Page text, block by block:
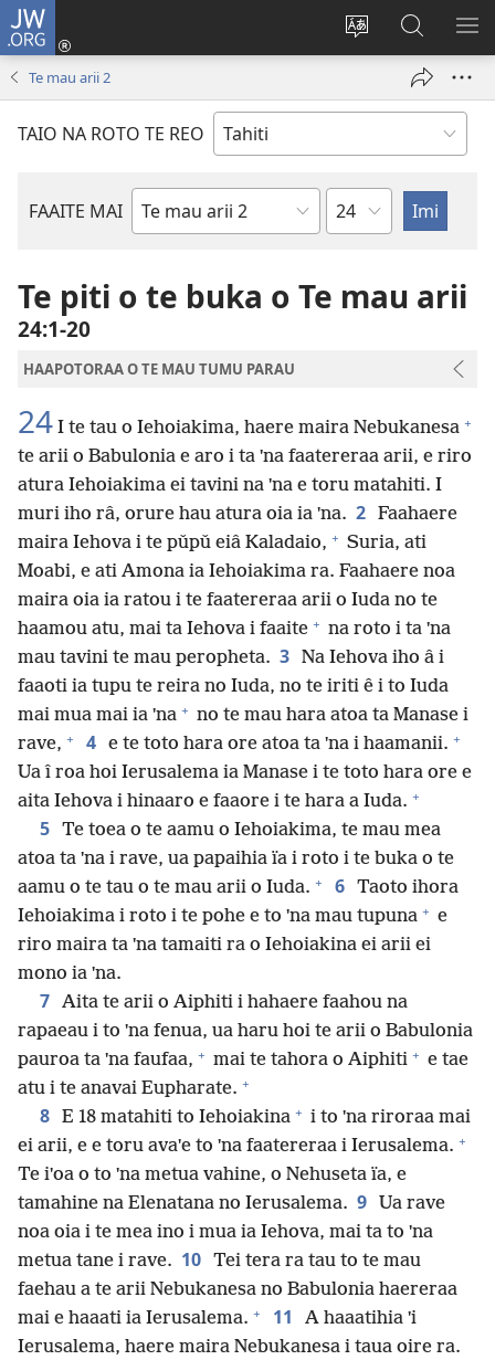
JW.ORG
Taui
reo
Nati
(opens
Maimiraa
nia
JW.ORG
Te mau arii 2
TAIO NA ROTO TE REO
FAAITE MAI
Buka
Bibilia
Pene
Te piti o te buka o Te mau arii
24:1-20
HAAPOTORAA O TE MAU TUMU PARAU
24 I te tau o Iehoiakima, haere maira Nebukanesa +
te arii o Babulonia e aro i ta ˈna faatereraa arii, e riro
atura Iehoiakima ei tavini na ˈna e toru matahiti. I
muri iho râ, orure hau atura oia ia ˈna. 2 Faahaere
maira Iehova i te pǔpǔ eiâ Kaladaio, + Suria, ati
Moabi, e ati Amona ia Iehoiakima ra. Faahaere noa
maira oia ia ratou i te faatereraa arii o Iuda no te
haamou atu, mai ta Iehova i faaite + na roto i ta ˈna
mau tavini te mau peropheta. 3 Na Iehova iho â i
faaoti ia tupu te reira no Iuda, no te iriti ê i to Iuda
mai mua mai ia ˈna + no te mau hara atoa ta Manase i
rave, + 4 e te toto hara ore atoa ta ˈna i haamanii. +
Ua î roa hoi Ierusalema ia Manase i te toto hara ore e
aita Iehova i hinaaro e faaore i te hara a Iuda. +
5 Te toea o te aamu o Iehoiakima, te mau mea
atoa ta ˈna i rave, ua papaihia ïa i roto i te buka o te
aamu o te tau o te mau arii o Iuda. + 6 Taoto ihora
Iehoiakima i roto i te pohe e to ˈna mau tupuna + e
riro maira ta ˈna tamaiti ra o Iehoiakina ei arii ei
mono ia ˈna.
7 Aita te arii o Aiphiti i hahaere faahou na
rapaeau i to ˈna fenua, ua haru hoi te arii o Babulonia
pauroa ta ˈna faufaa, + mai te tahora o Aiphiti + e tae
atu i te anavai Eupharate. +
8 E 18 matahiti to Iehoiakina + i to ˈna riroraa mai
ei arii, e e toru avaˈe to ˈna faatereraa i Ierusalema. +
Te iˈoa o to ˈna metua vahine, o Nehuseta ïa, e
tamahine na Elenatana no Ierusalema. 9
Ua rave
noa oia i te mea ino i mua ia Iehova, mai ta to ˈna
metua tane i rave. 10 Tei tera ra tau to te mau
faehau a te arii Nebukanesa no Babulonia haereraa
mai e haaati ia Ierusalema. + 11
A haaatihia ˈi
Ierusalema, haere maira Nebukanesa i taua oire ra.